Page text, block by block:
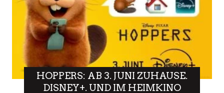
HOPPERS: AB 3. JUNI ZUHAUSE.
DISNEY+. UND IM HEIMKINO